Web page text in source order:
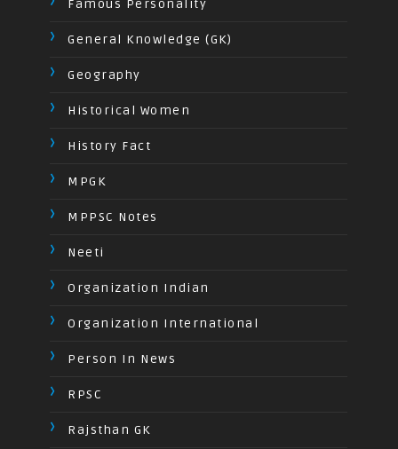
Famous Personality
General Knowledge (GK)
Geography
Historical Women
History Fact
MPGK
MPPSC Notes
Neeti
Organization Indian
Organization International
Person In News
RPSC
Rajsthan GK